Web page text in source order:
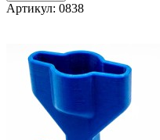
Артикул: 0838